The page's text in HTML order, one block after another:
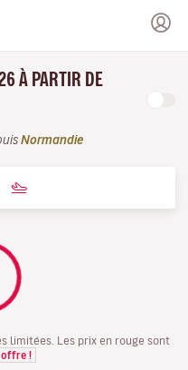
À PARTIR DE
Normandie
limitées. Les prix en rouge sont
offre !